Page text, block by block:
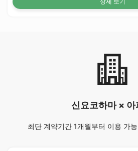
신요코하마 × 아
최단 계약기간 1개월부터 이용 가